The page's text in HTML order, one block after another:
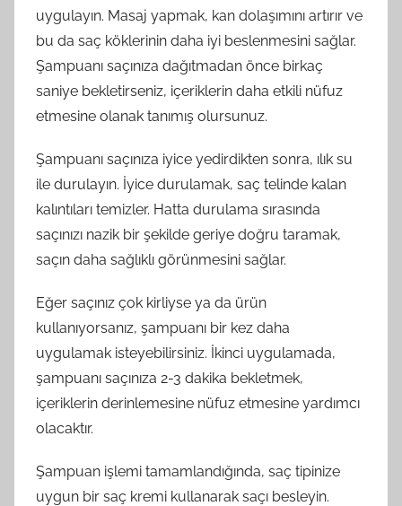
uygulayın. Masaj yapmak, kan dolaşımını artırır ve
bu da saç köklerinin daha iyi beslenmesini sağlar.
Şampuanı saçınıza dağıtmadan önce birkaç
saniye bekletirseniz, içeriklerin daha etkili nüfuz
etmesine olanak tanımış olursunuz.
Şampuanı saçınıza iyice yedirdikten sonra, ılık su
ile durulayın. İyice durulamak, saç telinde kalan
kalıntıları temizler. Hatta durulama sırasında
saçınızı nazik bir şekilde geriye doğru taramak,
saçın daha sağlıklı görünmesini sağlar.
Eğer saçınız çok kirliyse ya da ürün
kullanıyorsanız, şampuanı bir kez daha
uygulamak isteyebilirsiniz. İkinci uygulamada,
şampuanı saçınıza 2-3 dakika bekletmek,
içeriklerin derinlemesine nüfuz etmesine yardımcı
olacaktır.
Şampuan işlemi tamamlandığında, saç tipinize
uygun bir saç kremi kullanarak saçı besleyin.